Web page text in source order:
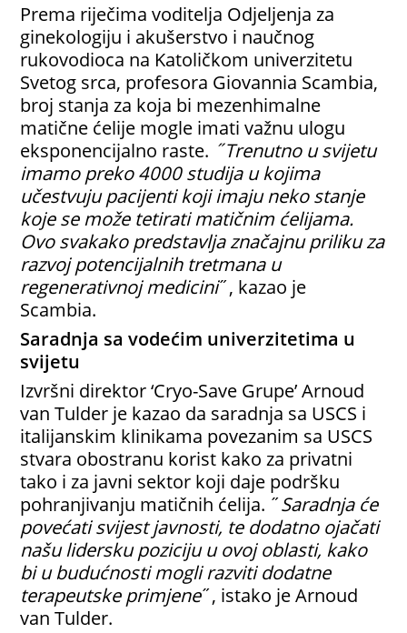
Prema riječima voditelja Odjeljenja za
ginekologiju i akušerstvo i naučnog
rukovodioca na Katoličkom univerzitetu
Svetog srca, profesora Giovannia Scambia,
broj stanja za koja bi mezenhimalne
matične ćelije mogle imati važnu ulogu
eksponencijalno raste. ˝Trenutno u svijetu
imamo preko 4000 studija u kojima
učestvuju pacijenti koji imaju neko stanje
koje se može tetirati matičnim ćelijama.
Ovo svakako predstavlja značajnu priliku za
razvoj potencijalnih tretmana u
regenerativnoj medicini˝, kazao je
Scambia.
Saradnja sa vodećim univerzitetima u
svijetu
Izvršni direktor ‘Cryo-Save Grupe’ Arnoud
van Tulder je kazao da saradnja sa USCS i
italijanskim klinikama povezanim sa USCS
stvara obostranu korist kako za privatni
tako i za javni sektor koji daje podršku
pohranjivanju matičnih ćelija. ˝Saradnja će
povećati svijest javnosti, te dodatno ojačati
našu lidersku poziciju u ovoj oblasti, kako
bi u budućnosti mogli razviti dodatne
terapeutske primjene˝, istako je Arnoud
van Tulder.